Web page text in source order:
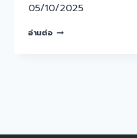
05/10/2025
อ่านต่อ